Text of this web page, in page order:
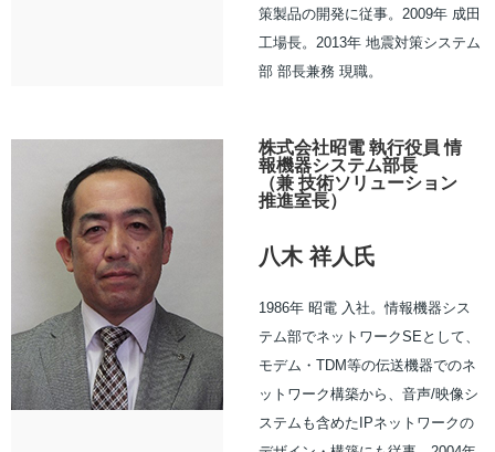
策製品の開発に従事。2009年 成田
工場長。2013年 地震対策システム
部 部長兼務 現職。
株式会社昭電 執行役員 情
報機器システム部長
（兼 技術ソリューション
推進室長）
八木 祥人氏
1986年 昭電 入社。情報機器シス
テム部でネットワークSEとして、
モデム・TDM等の伝送機器でのネ
ットワーク構築から、音声/映像シ
ステムも含めたIPネットワークの